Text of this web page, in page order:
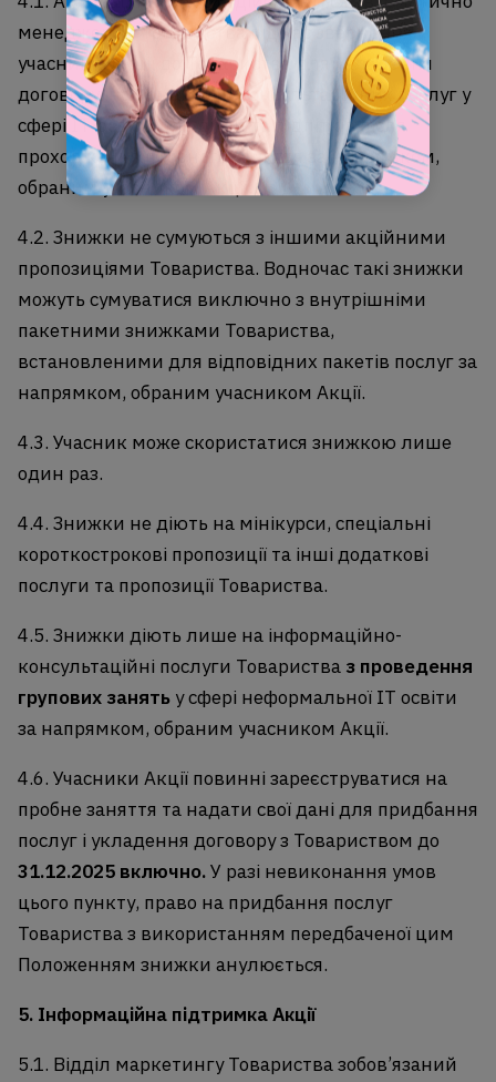
менеджером Товариства під час звернення
учасників Акції до Товариства для укладення
договору інформаційно-консультаційних послуг у
сфері ІТ-освіти для дітей та підлітків після
проходження пробного заняття за напрямком,
обраним учасником Акції.
4.2. Знижки не сумуються з іншими акційними
пропозиціями Товариства. Водночас такі знижки
можуть сумуватися виключно з внутрішніми
пакетними знижками Товариства,
встановленими для відповідних пакетів послуг за
напрямком, обраним учасником Акції.
4.3. Учасник може скористатися знижкою лише
один раз.
4.4. Знижки не діють на мінікурси, спеціальні
короткострокові пропозиції та інші додаткові
послуги та пропозиції Товариства.
4.5. Знижки діють лише на інформаційно-
консультаційні послуги Товариства з проведення
групових занять у сфері неформальної IT освіти
за напрямком, обраним учасником Акції.
4.6. Учасники Акції повинні зареєструватися на
пробне заняття та надати свої дані для придбання
послуг і укладення договору з Товариством до
31.12.2025 включно.У разі невиконання умов
цього пункту, право на придбання послуг
Товариства з використанням передбаченої цим
Положенням знижки анулюється.
5. Інформаційна підтримка Акції
5.1. Відділ маркетингу Товариства зобов’язаний